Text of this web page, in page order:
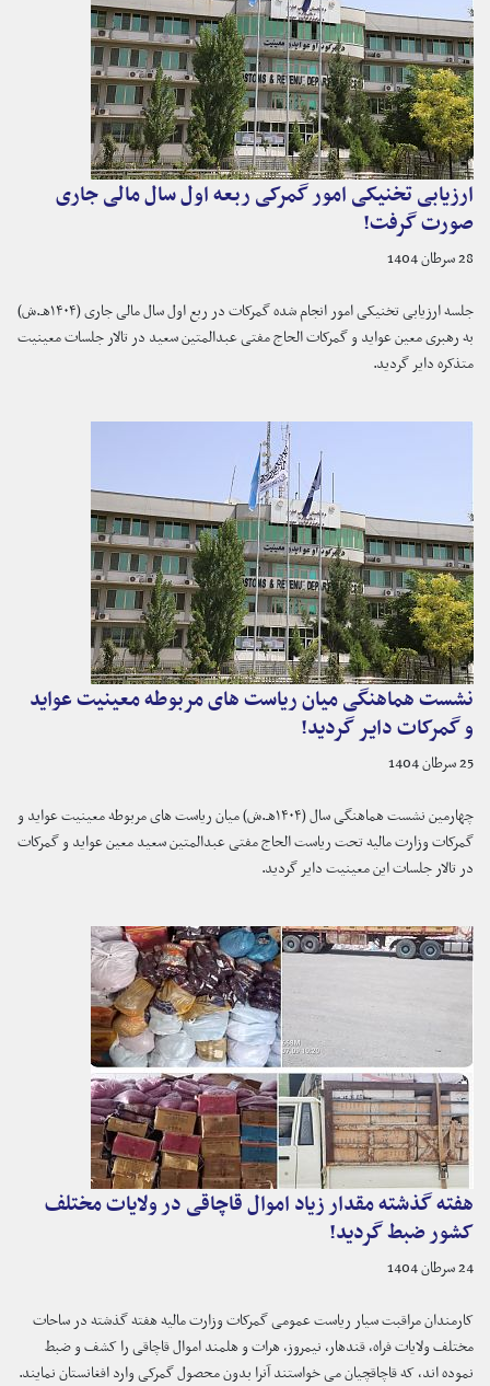
ارزیابی تخنیکی امور گمرکی ربعه اول سال مالی جاری
صورت گرفت!
28 سرطان 1404
جلسه ارزیابی تخنیکی امور انجام شده گمرکات در ربع اول سال مالی جاری (۱۴۰۴هـ.ش)
به رهبری معین عواید و گمرکات الحاج مفتی عبدالمتین سعید در تالار جلسات معینیت
متذکره دایر گردید.
نشست هماهنگی میان ریاست های مربوطه معینیت عواید
و گمرکات دایر گردید!
25 سرطان 1404
چهارمین نشست هماهنگی سال (۱۴۰۴هـ.ش) میان ریاست های مربوطه معینیت عواید و
گمرکات وزارت مالیه تحت ریاست الحاج مفتی عبدالمتین سعید معین عواید و گمرکات
در تالار جلسات این معینیت دایر گردید.
هفته گذشته مقدار زیاد اموال قاچاقی در ولایات مختلف
کشور ضبط گردید!
24 سرطان 1404
کارمندان مراقبت سیار ریاست عمومی گمرکات وزارت مالیه هفته گذشته در ساحات
مختلف ولایات فراه، قندهار، نیمروز، هرات و هلمند اموال قاچاقی را کشف و ضبط
نموده اند، که قاچاقچیان می خواستند آنرا بدون محصول گمرکی وارد افغانستان نمایند.